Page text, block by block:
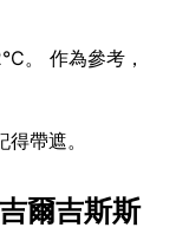
。 作為參考，
帶遮。
爾吉斯斯